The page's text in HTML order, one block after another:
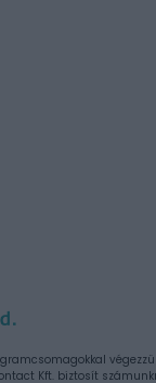
Kft. biztosít